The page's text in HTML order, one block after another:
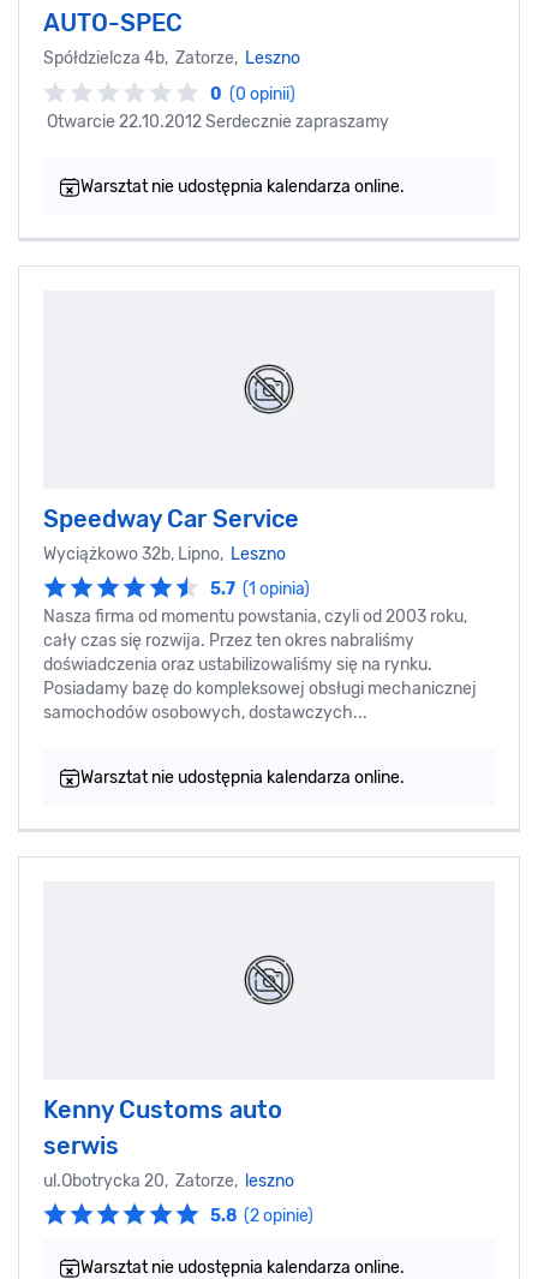
AUTO-SPEC
Spółdzielcza 4b, Zatorze, Leszno
0 (0 opinii)
Otwarcie 22.10.2012 Serdecznie zapraszamy
Warsztat nie udostępnia kalendarza online.
Speedway Car Service
Wyciążkowo 32b, Lipno, Leszno
5.7 (1 opinia)
Nasza firma od momentu powstania, czyli od 2003 roku,
cały czas się rozwija. Przez ten okres nabraliśmy
doświadczenia oraz ustabilizowaliśmy się na rynku.
Posiadamy bazę do kompleksowej obsługi mechanicznej
samochodów osobowych, dostawczych...
Warsztat nie udostępnia kalendarza online.
Kenny Customs auto
serwis
ul.Obotrycka 20, Zatorze, leszno
5.8 (2 opinie)
Warsztat nie udostępnia kalendarza online.